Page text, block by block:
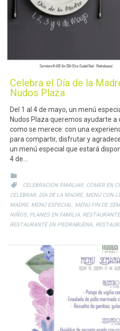
Celebra el Día de la
Nudos Plaza
Del 1 al 4 de mayo, un menú
Nudos Plaza queremos ayudarte a
como se merece: con una
para compartir, disfrutar y
un menú especial que estará
4 de…

 CATEGORY
CELEBRACIÓN FAMILIAR, COMER EN
CELEBRAR, DÍA DE LA MADRE, MENÚ CON
MADRE, MENÚ ESPECIAL, MENÚ FIN DE
NIÑOS, PLANES EN FAMILIA,
RESTAURANTE EN PIEDRABUENA,